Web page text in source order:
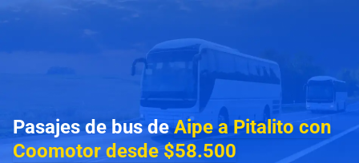
Pasajes de bus deAipe a Pitalito con
Coomotor desde $58.500